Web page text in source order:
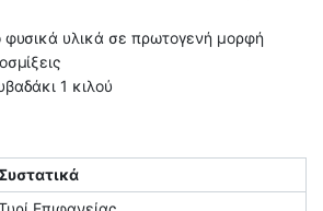
φυσικά υλικά σε πρωτογενή μορφή
1 κιλού
Συστατικά